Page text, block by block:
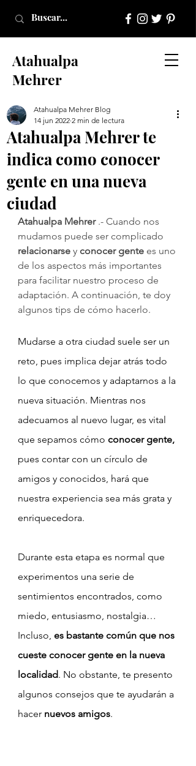
Atahualpa
Mehrer
Atahualpa Mehrer te
indica como conocer
gente en una nueva
ciudad
Atahualpa Mehrer Blog
14 jun 2022 2 min de lectura
Atahualpa Mehrer .- Cuando nos
mudamos puede ser complicado
relacionarse y conocer gente es uno
de los aspectos más importantes
para facilitar nuestro proceso de
adaptación. A continuación, te doy
algunos tips de cómo hacerlo.
Mudarse a otra ciudad suele ser un
reto, pues implica dejar atrás todo
lo que conocemos y adaptarnos a la
nueva situación. Mientras nos
adecuamos al nuevo lugar, es vital
que sepamos cómo conocer gente,
pues contar con un círculo de
amigos y conocidos, hará que
nuestra experiencia sea más grata y
enriquecedora.
Durante esta etapa es normal que
experimentos una serie de
sentimientos encontrados, como
miedo, entusiasmo, nostalgia…
Incluso, es bastante común que nos
cueste conocer gente en la nueva
localidad. No obstante, te presento
algunos consejos que te ayudarán a
hacer nuevos amigos.